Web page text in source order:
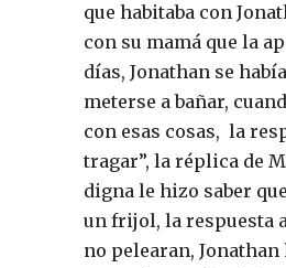
que habitaba con
con su mamá que la
días, Jonathan se
meterse a bañar,
con esas cosas, la
tragar”, la réplica de
digna le hizo saber
un frijol, la respuesta
no pelearan,